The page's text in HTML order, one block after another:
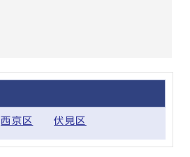
西京区 伏見区